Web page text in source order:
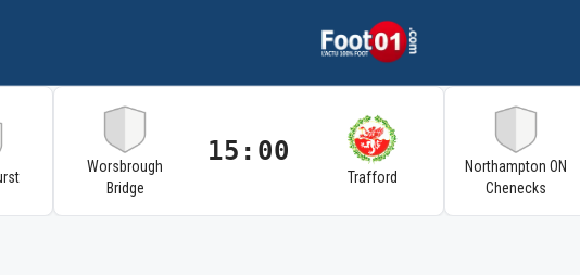
Worsbrough
Bridge
15:00
Trafford
Northampton ON
Chenecks